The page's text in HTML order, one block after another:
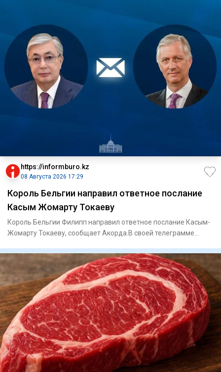
https://informburo.kz
08 Августа 2026 17:29
Король Бельгии направил ответное послание
Касым Жомарту Токаеву
Король Бельгии Филипп направил ответное послание Касым-
Жомарту Токаеву, сообщает Акорда.В своей телеграмме